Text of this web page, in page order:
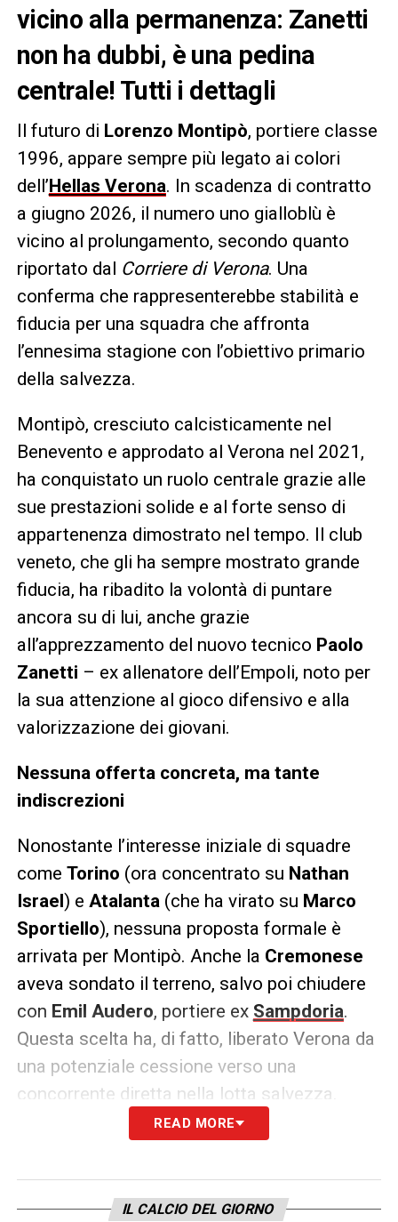
vicino alla permanenza: Zanetti
non ha dubbi, è una pedina
centrale! Tutti i dettagli
Il futuro di Lorenzo Montipò, portiere classe
1996, appare sempre più legato ai colori
dell’Hellas Verona. In scadenza di contratto
a giugno 2026, il numero uno gialloblù è
vicino al prolungamento, secondo quanto
riportato dal Corriere di Verona. Una
conferma che rappresenterebbe stabilità e
fiducia per una squadra che affronta
l’ennesima stagione con l’obiettivo primario
della salvezza.
Montipò, cresciuto calcisticamente nel
Benevento e approdato al Verona nel 2021,
ha conquistato un ruolo centrale grazie alle
sue prestazioni solide e al forte senso di
appartenenza dimostrato nel tempo. Il club
veneto, che gli ha sempre mostrato grande
fiducia, ha ribadito la volontà di puntare
ancora su di lui, anche grazie
all’apprezzamento del nuovo tecnico Paolo
Zanetti – ex allenatore dell’Empoli, noto per
la sua attenzione al gioco difensivo e alla
valorizzazione dei giovani.
Nessuna offerta concreta, ma tante
indiscrezioni
Nonostante l’interesse iniziale di squadre
come Torino (ora concentrato su Nathan
Israel) e Atalanta (che ha virato su Marco
Sportiello), nessuna proposta formale è
arrivata per Montipò. Anche la Cremonese
aveva sondato il terreno, salvo poi chiudere
con Emil Audero, portiere ex Sampdoria.
Questa scelta ha, di fatto, liberato Verona da
una potenziale cessione verso una
concorrente diretta nella lotta salvezza.
Un legame solido con lo staff tecnico
L’allenatore dei portieriMassimo Cataldi,
figura storica e mentore per Montipò, ha
READ MORE
IL CALCIO DEL GIORNO